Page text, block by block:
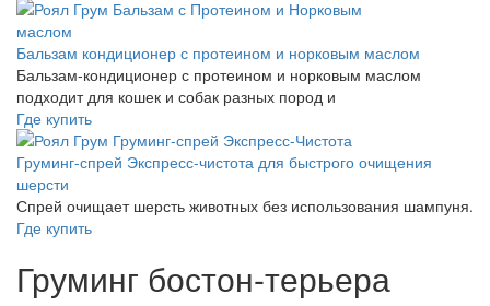
Бальзам кондиционер с протеином и норковым маслом
Бальзам-кондиционер с протеином и норковым маслом
подходит для кошек и собак разных пород и
Где купить
Груминг-спрей Экспресс-чистота для быстрого очищения
шерсти
Спрей очищает шерсть животных без использования шампуня.
Где купить
Груминг бостон-терьера